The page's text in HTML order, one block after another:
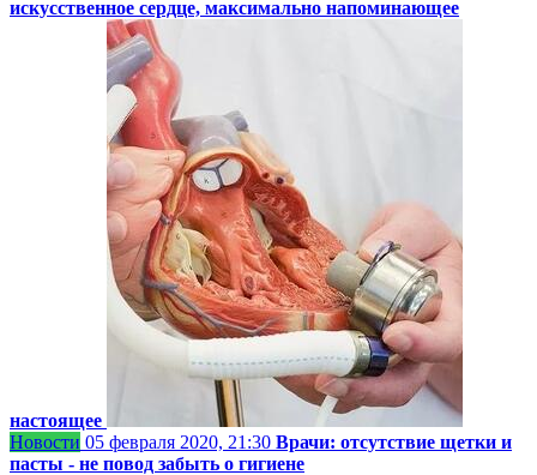
искусственное сердце, максимально напоминающее
настоящее
Новости 05 февраля 2020, 21:30 Врачи: отсутствие щетки и
пасты - не повод забыть о гигиене